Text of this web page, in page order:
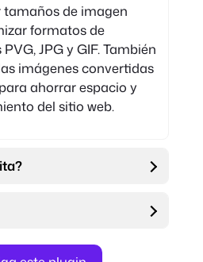
de imagen
formatos de
JPG y GIF. También
imágenes convertidas
ahorrar espacio y
del sitio web.